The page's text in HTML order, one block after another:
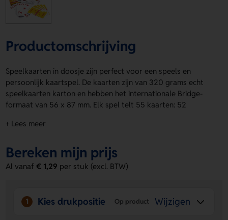
Productomschrijving
Speelkaarten in doosje zijn perfect voor een speels en
persoonlijk kaartspel. De kaarten zijn van 320 grams echt
speelkaarten karton en hebben het internationale Bridge-
formaat van 56 x 87 mm. Elk spel telt 55 kaarten: 52
alle kaarten en het hoogglans gelamineerde doosje bedrukt
absolute topkwaliteit. Je kunt de kaarten aflopend laten
bedrukken, al is een wit boord van 4 mm aan te raden voor
een langere levensduur. Voor een logo, naam of eigen
en op het doosje ideaal. Bestel of vraag een prijs op.
+ Lees meer
Bereken mijn prijs
Al vanaf€ 1,29 per stuk (excl. BTW)
1 Kies drukpositie Op product Wijzigen